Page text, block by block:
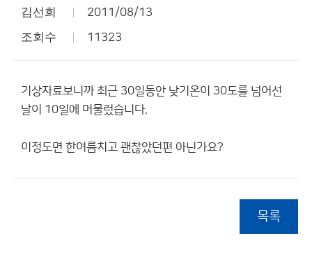
김선희 2011/08/13
조회수 11323
기상자료보니까 최근 30일동안 낮기온이 30도를 넘어선
날이 10일에 머물렀습니다.
이정도면 한여름치고 괜찮았던편 아닌가요?
목록